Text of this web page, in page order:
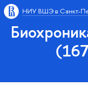
НИУ ВШЭ в Санкт-